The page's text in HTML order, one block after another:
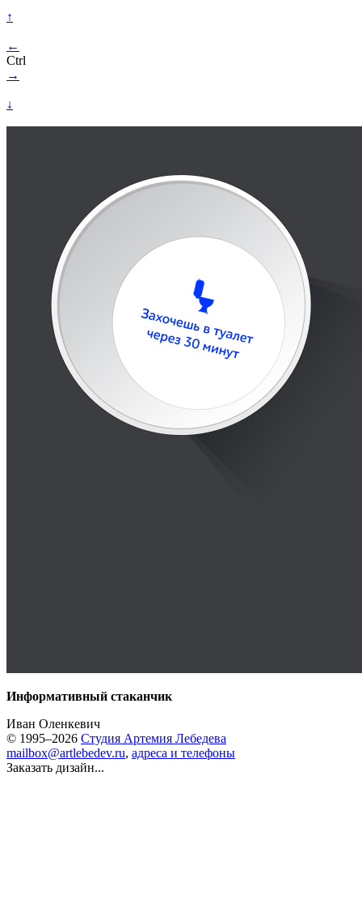
↑
←
Ctrl
→
↓
Информативный стаканчик
Иван Оленкевич
© 1995–2026 Студия Артемия Лебедева
mailbox@artlebedev.ru, адреса и телефоны
Заказать дизайн...